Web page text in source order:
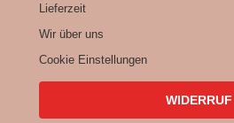
Lieferzeit
Wir über uns
Cookie Einstellungen
WIDERRUF